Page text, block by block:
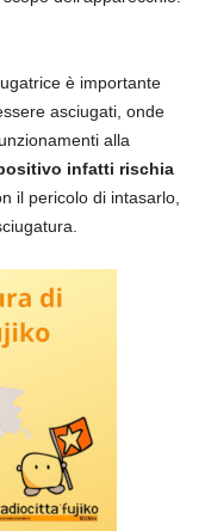
è importante
asciugati, onde
alla
infatti rischia
il pericolo di intasarlo,